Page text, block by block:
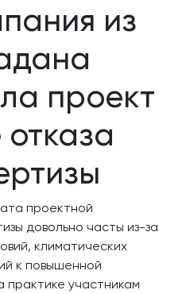
из
проект
проектной
довольно часты из-за
климатических
к повышенной
участникам